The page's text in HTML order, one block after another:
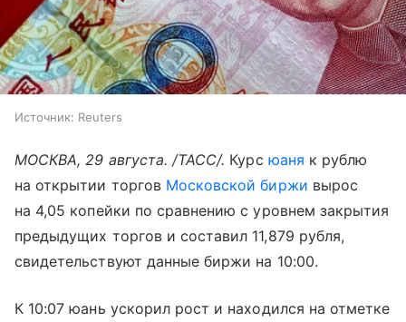
Источник: Reuters
МОСКВА, 29 августа. /ТАСС/. Курс юаня к рублю
на открытии торгов Московской биржи вырос
на 4,05 копейки по сравнению с уровнем закрытия
предыдущих торгов и составил 11,879 рубля,
свидетельствуют данные биржи на 10:00.
К 10:07 юань ускорил рост и находился на отметке